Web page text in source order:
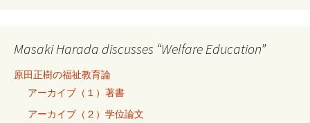
Masaki Harada discusses “Welfare Education”
原田正樹の福祉教育論
アーカイブ（１）著書
アーカイブ（２）学位論文